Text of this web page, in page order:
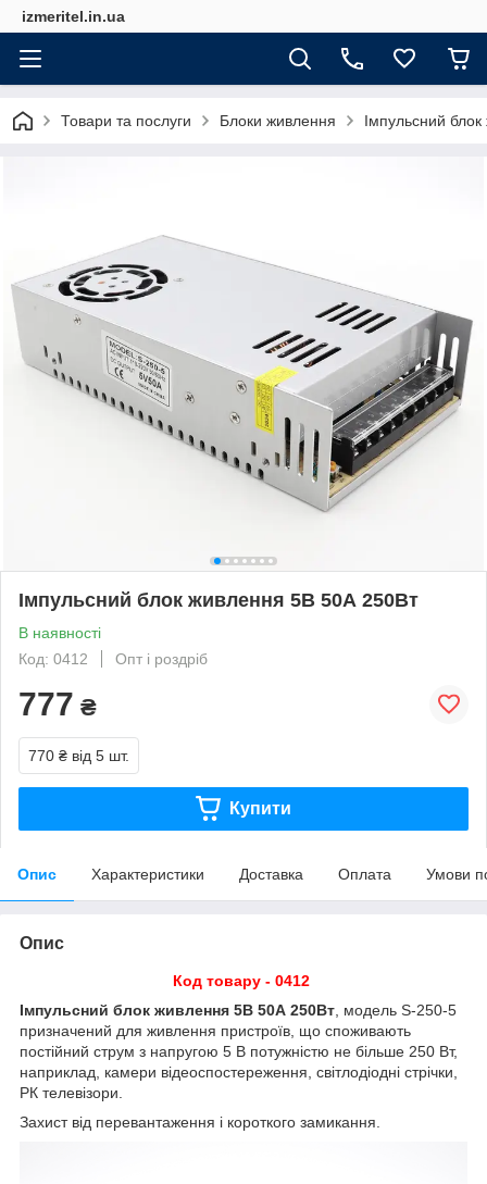
izmeritel.in.ua
Товари та послуги Блоки живлення Імпульсний
Імпульсний блок живлення 5В 50А 250Вт
В наявності
Код: 0412
Опт і роздріб
777 ₴
770 ₴ від 5 шт.
Купити
Опис Характеристики Доставка Оплата Умови
Опис
Код товару - 0412
Імпульсний блок живлення 5В 50А 250Вт , модель S-250-5
призначений для живлення пристроїв, що споживають
постійний струм з напругою 5 В потужністю не більше 250 Вт,
наприклад, камери відеоспостереження, світлодіодні стрічки,
РК телевізори.
Захист від перевантаження і короткого замикання.